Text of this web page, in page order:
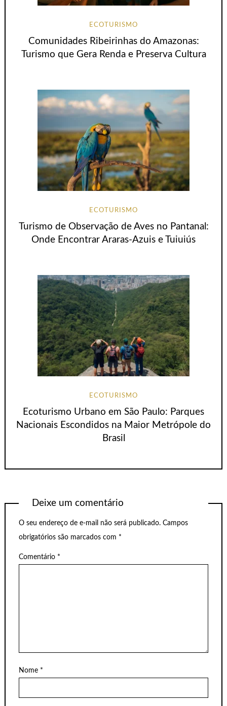
ECOTURISMO
Comunidades Ribeirinhas do Amazonas:
Turismo que Gera Renda e Preserva Cultura
ECOTURISMO
Turismo de Observação de Aves no Pantanal:
Onde Encontrar Araras-Azuis e Tuiuiús
ECOTURISMO
Ecoturismo Urbano em São Paulo: Parques
Nacionais Escondidos na Maior Metrópole do
Brasil
Deixe um comentário
O seu endereço de e-mail não será publicado. Campos
obrigatórios são marcados com *
Comentário *
Nome *